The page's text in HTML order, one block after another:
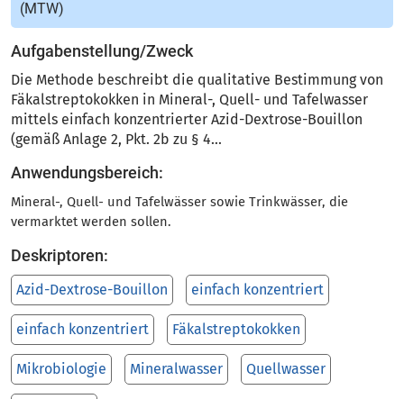
(MTW)
Aufgabenstellung/Zweck
Die Methode beschreibt die qualitative Bestimmung von
Fäkalstreptokokken in Mineral-, Quell- und Tafelwasser
mittels einfach konzentrierter Azid-Dextrose-Bouillon
(gemäß Anlage 2, Pkt. 2b zu § 4...
Anwendungsbereich:
Mineral-, Quell- und Tafelwässer sowie Trinkwässer, die
vermarktet werden sollen.
Deskriptoren:
Azid-Dextrose-Bouillon einfach konzentriert
einfach konzentriert Fäkalstreptokokken
Mikrobiologie Mineralwasser Quellwasser